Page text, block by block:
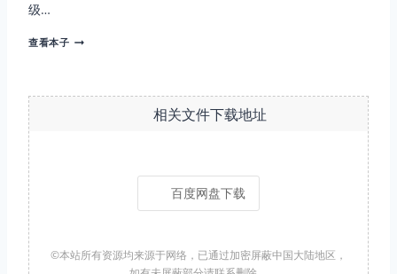
级…
查看本子克
相关文件下载地址
百度网盘下载
©本站所有资源均来源于网络，已通过加密屏蔽中国大陆地区，